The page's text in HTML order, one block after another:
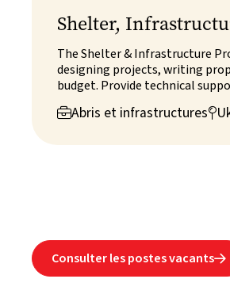
Shelter,
The Shelter & Infrastructure
designing projects, writing
budget. Provide technical
other stakeholders, manage
Abris et infrastructures
Consulter les postes vacants